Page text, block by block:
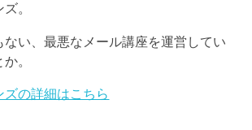
。
ない、最悪なメール講座を運営してい
。
の詳細はこちら